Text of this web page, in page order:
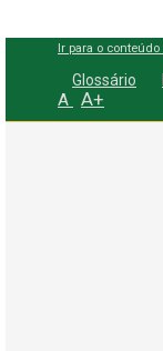
Ir para o conteúdo
Glossário
A A+